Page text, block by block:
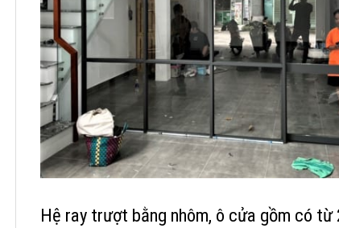
Hệ ray trượt bằng nhôm, ô cửa gồm có từ